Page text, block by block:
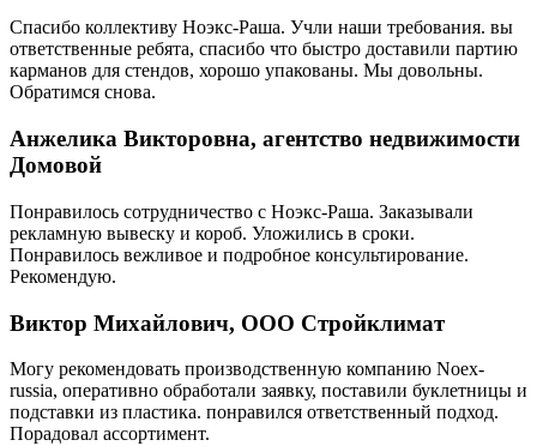
Спасибо коллективу Ноэкс-Раша. Учли наши требования. вы
ответственные ребята, спасибо что быстро доставили партию
карманов для стендов, хорошо упакованы. Мы довольны.
Обратимся снова.
Анжелика Викторовна, агентство недвижимости
Домовой
Понравилось сотрудничество с Ноэкс-Раша. Заказывали
рекламную вывеску и короб. Уложились в сроки.
Понравилось вежливое и подробное консультирование.
Рекомендую.
Виктор Михайлович, ООО Стройклимат
Могу рекомендовать производственную компанию Noex-
russia, оперативно обработали заявку, поставили буклетницы и
подставки из пластика. понравился ответственный подход.
Порадовал ассортимент.